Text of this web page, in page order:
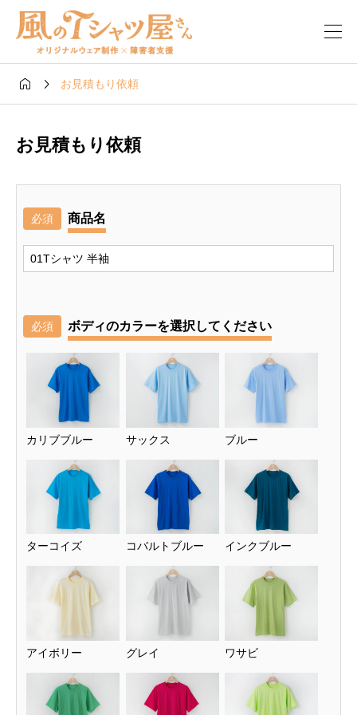
  お見積もり依頼
お見積もり依頼
必須 商品名
必須 ボディのカラーを選択してください
カリブブルー サックス ブルー
ターコイズ コバルトブルー インクブルー
アイボリー グレイ ワサビ